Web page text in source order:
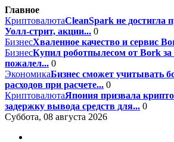
Главное
КриптовалютаCleanSpark не достигла
Уолл-стрит, акции... 0
БизнесХваленное качество и сервис
БизнесКупил роботпылесом от Bork за
пожалел... 0
ЭкономикаБизнес сможет учитывать
расходов при расчете... 0
КриптовалютаЯпония призвала
задержку вывода средств для... 0
Суббота, 08 августа 2026